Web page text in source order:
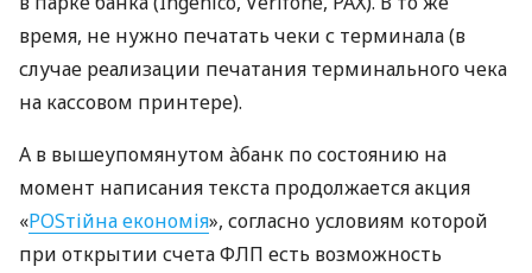
время, не нужно печатать чеки с терминала (в
случае реализации печатания терминального чека
на кассовом принтере).
А в вышеупомянутом àбанк по состоянию на
момент написания текста продолжается акция
«POSтійна економія», согласно условиям которой
при открытии счета ФЛП есть возможность